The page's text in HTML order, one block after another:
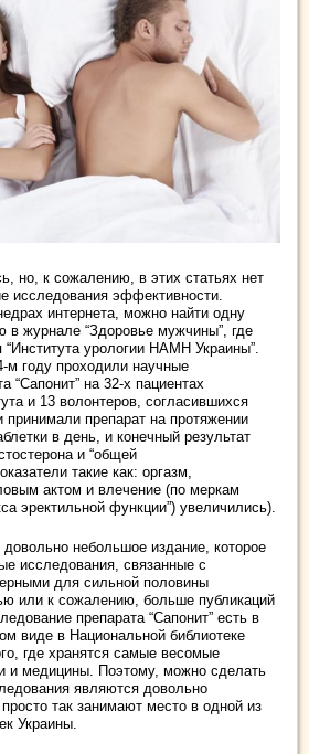
но, к сожалению, в этих статьях нет
исследования эффективности.
интернета, можно найти одну
в журнале “Здоровье мужчины”, где
“Института урологии НАМН Украины”.
м году проходили научные
“Сапонит” на 32-х пациентах
и 13 волонтеров, согласившихся
принимали препарат на протяжении
в день, и конечный результат
и “общей
такие как: оргазм,
актом и влечение (по меркам
эректильной функции”) увеличились).
небольшое издание, которое
исследования, связанные с
для сильной половины
или к сожалению, больше публикаций
препарата “Сапонит” есть в
виде в Национальной библиотеке
где хранятся самые весомые
и медицины. Поэтому, можно сделать
являются довольно
так занимают место в одной из
Украины.